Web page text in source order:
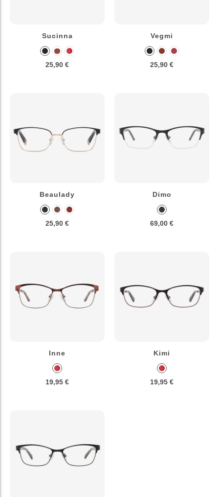
Sucinna
25,90 €
Vegmi
25,90 €
Beaulady
25,90 €
Dimo
69,00 €
Inne
19,95 €
Kimi
19,95 €